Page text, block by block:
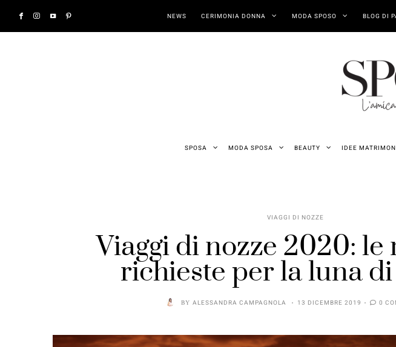
NEWS CERIMONIA DONNA MODA SPOSO BLOG DI
SPOSA MODA SPOSA BEAUTY IDEE
VIAGGI DI NOZZE
Viaggi di nozze 2020: le
richieste per la luna
BYALESSANDRA CAMPAGNOLA 13 DICEMBRE 2019 0